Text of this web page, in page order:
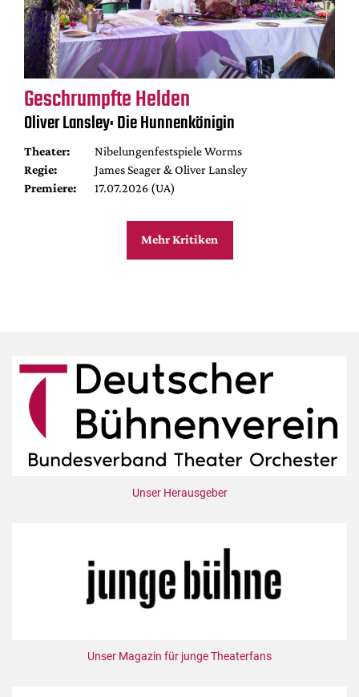
Geschrumpfte Helden
Oliver Lansley: Die Hunnenkönigin
Theater:
Nibelungenfestspiele Worms
Regie:
James Seager & Oliver Lansley
Premiere:
17.07.2026 (UA)
Mehr Kritiken
Unser Herausgeber
Unser Magazin für junge Theaterfans